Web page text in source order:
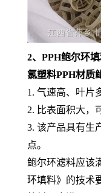
2、 PPH鲍尔环
氯塑料PPH材质
1. 气速高、叶片
2. 比表面积大，
3. 该产品具有生
点。
鲍尔环滤料应该
环填料》的技术